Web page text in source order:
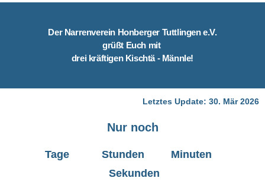
Der Narrenverein Honberger Tuttlingen e.V.
grüßt Euch mit
drei kräftigen Kischtä - Männle!
Letztes Update: 30. Mär 2026
Nur noch
Tage Stunden Minuten
Sekunden